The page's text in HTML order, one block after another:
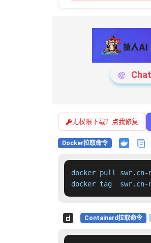
无权限下载？点我修复
Docker拉取命令
docker pull swr.cn-
docker tag  swr.cn-
Containerd拉取命令